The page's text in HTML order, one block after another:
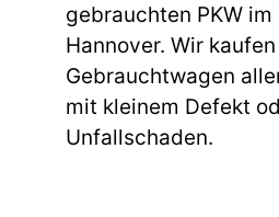
gebrauchten PKW im
Hannover. Wir kaufen
Gebrauchtwagen
mit kleinem Defekt
Unfallschaden.